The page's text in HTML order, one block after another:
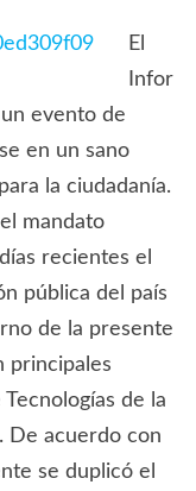
El
Infor
evento de
en un sano
la ciudadanía.
mandato
recientes el
pública del país
de la presente
principales
de la
De acuerdo con
se duplicó el